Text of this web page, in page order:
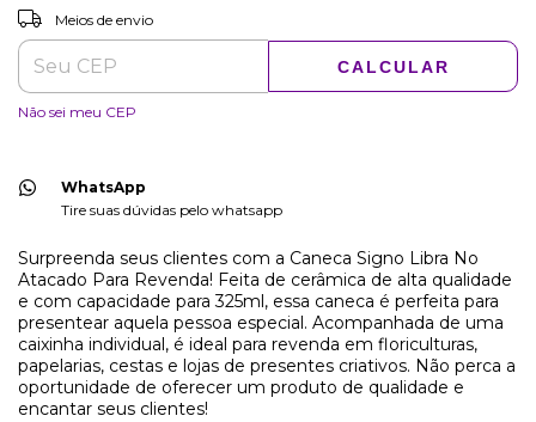
Entregas para o CEP:
Meios de envio
CALCULAR
Não sei meu CEP
WhatsApp
Tire suas dúvidas pelo whatsapp
Surpreenda seus clientes com a Caneca Signo Libra No
Atacado Para Revenda! Feita de cerâmica de alta qualidade
e com capacidade para 325ml, essa caneca é perfeita para
presentear aquela pessoa especial. Acompanhada de uma
caixinha individual, é ideal para revenda em floriculturas,
papelarias, cestas e lojas de presentes criativos. Não perca a
oportunidade de oferecer um produto de qualidade e
encantar seus clientes!